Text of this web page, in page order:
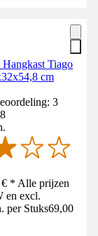
Tiago
cm
3
* Alle prijzen
en excl.
per Stuks69,00